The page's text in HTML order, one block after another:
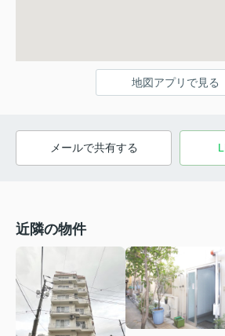
地図アプリで見る
メールで共有する
近隣の物件